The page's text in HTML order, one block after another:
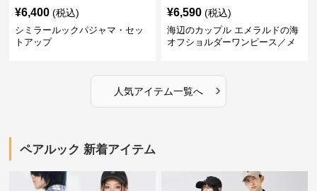
¥6,400 (税込)
シミラールックパジャマ・セッ
トアップ
¥6,590 (税込)
海辺のカップル エメラルドの海
オフショルダーワンピース／メ
人気アイテム一覧へ ›
ペアルック 新着アイテム